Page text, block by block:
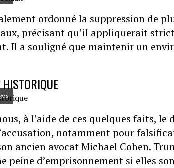
ordonné la suppression de
précisant qu’il appliquerait
Il a souligné que maintenir un
à l’aide de ces quelques faits,
notamment pour
ancien avocat Michael Cohen.
peine d’emprisonnement si elles